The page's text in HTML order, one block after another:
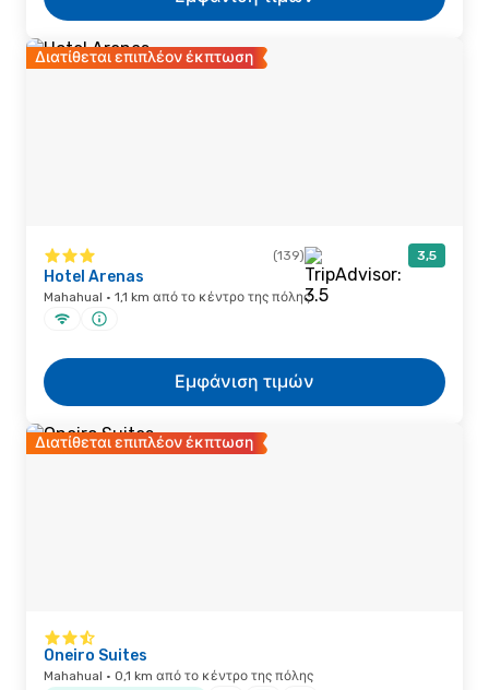
Διατίθεται επιπλέον έκπτωση
(139) 3,5
Hotel Arenas
Mahahual · 1,1 km από το κέντρο της πόλης
Εμφάνιση τιμών
Διατίθεται επιπλέον έκπτωση
Oneiro Suites
Mahahual · 0,1 km από το κέντρο της πόλης